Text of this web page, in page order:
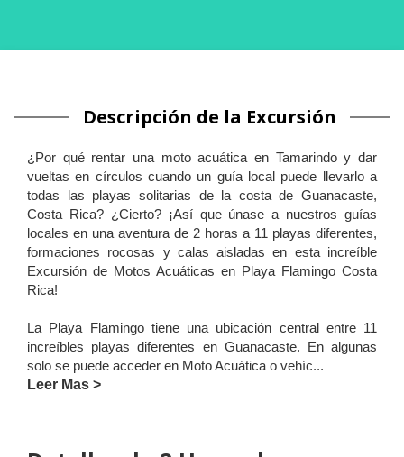
Descripción de la Excursión
¿Por qué rentar una moto acuática en Tamarindo y dar
vueltas en círculos cuando un guía local puede llevarlo a
todas las playas solitarias de la costa de Guanacaste,
Costa Rica? ¿Cierto? ¡Así que únase a nuestros guías
locales en una aventura de 2 horas a 11 playas diferentes,
formaciones rocosas y calas aisladas en esta increíble
Excursión de Motos Acuáticas en Playa Flamingo Costa
Rica!
La Playa Flamingo tiene una ubicación central entre 11
increíbles playas diferentes en Guanacaste. En algunas
solo se puede acceder en Moto Acuática o vehíc...
Leer Mas >